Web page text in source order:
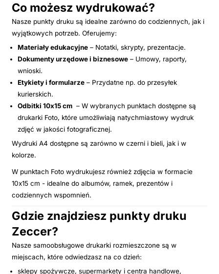
Co możesz wydrukować?
Nasze punkty druku są idealne zarówno do codziennych, jak i
wyjątkowych potrzeb. Oferujemy:
Materiały edukacyjne – Notatki, skrypty, prezentacje.
Dokumenty urzędowe i biznesowe – Umowy, raporty,
wnioski.
Etykiety i formularze – Przydatne np. do przesyłek
kurierskich.
Odbitki 10x15 cm – W wybranych punktach dostępne są
drukarki Foto, które umożliwiają natychmiastowy wydruk
zdjęć w jakości fotograficznej.
Wydruki A4 dostępne są zarówno w czerni i bieli, jak i w
kolorze.
W punktach Foto wydrukujesz również zdjęcia w formacie
10x15 cm - idealne do albumów, ramek, prezentów i
codziennych wspomnień.
Gdzie znajdziesz punkty druku
Zeccer?
Nasze samoobsługowe drukarki rozmieszczone są w
miejscach, które odwiedzasz na co dzień:
sklepy spożywcze, supermarkety i centra handlowe,